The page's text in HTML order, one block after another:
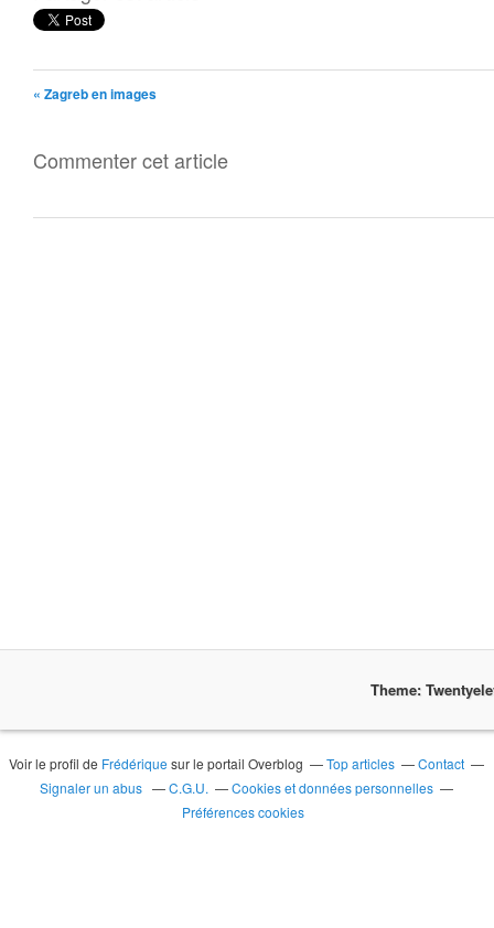
« Zagreb en images
Commenter cet article
Theme:
Voir le profil de Frédérique sur le portail Overblog Top articles
Contact
Signaler un abus
C.G.U.
Cookies et données personnelles
Préférences cookies